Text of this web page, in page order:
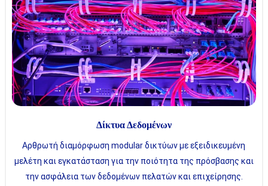
Δίκτυα Δεδομένων
Αρθρωτή διαμόρφωση modular δικτύων με εξειδικευμένη
μελέτη και εγκατάσταση για την ποιότητα της πρόσβασης και
την ασφάλεια των δεδομένων πελατών και επιχείρησης.